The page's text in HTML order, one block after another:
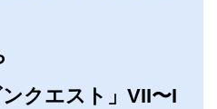
クエスト」VII〜I